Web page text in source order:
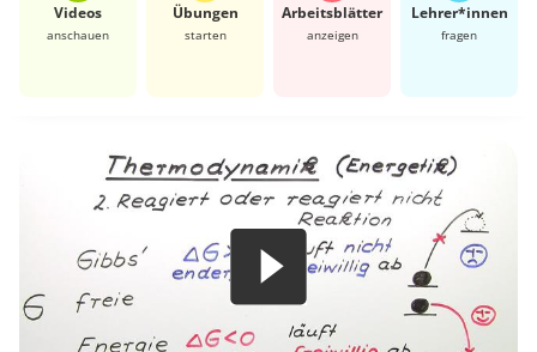
Videos
anschauen
Übungen
starten
Arbeits­blätter
anzeigen
Lehrer*​innen
fragen